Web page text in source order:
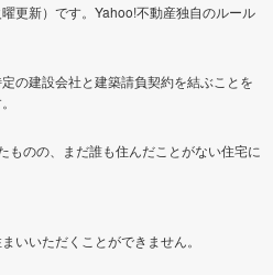
更新）です。Yahoo!不動産独自のルール
の建設会社と建築請負契約を結ぶことを
ものの、まだ誰も住んだことがない住宅に
いいただくことができません。